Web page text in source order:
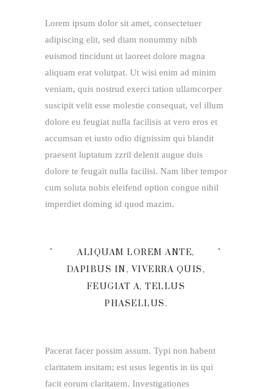
Lorem ipsum dolor sit amet, consectetuer
adipiscing elit, sed diam nonummy nibh
euismod tincidunt ut laoreet dolore magna
aliquam erat volutpat. Ut wisi enim ad minim
veniam, quis nostrud exerci tation ullamcorper
suscipit velit esse molestie consequat, vel illum
dolore eu feugiat nulla facilisis at vero eros et
accumsan et iusto odio dignissim qui blandit
praesent luptatum zzril delenit augue duis
dolore te feugait nulla facilisi. Nam liber tempor
cum soluta nobis eleifend option congue nihil
imperdiet doming id quod mazim.
ALIQUAM LOREM ANTE,
DAPIBUS IN, VIVERRA QUIS,
FEUGIAT A, TELLUS
PHASELLUS.
Pacerat facer possim assum. Typi non habent
claritatem insitam; est usus legentis in iis qui
facit eorum claritatem. Investigationes